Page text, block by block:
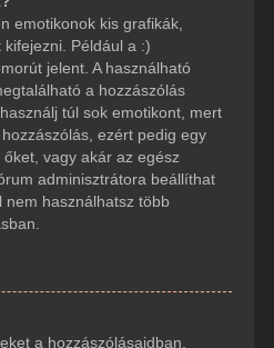
emotikonok kis grafikák,
Például a :)
jelent. A használható
a hozzászólás
túl sok emotikont, mert
ezért pedig egy
vagy akár az egész
adminisztrátora beállíthat
használhatsz több
a hozzászólásaidban.